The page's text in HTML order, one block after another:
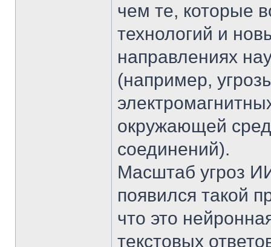
чем те, которые
технологий и
направлениях
(например,
окружающей
соединений).
Масштаб угроз
появился такой
что это
текстовых